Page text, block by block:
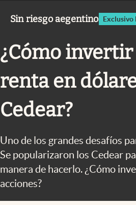
Clase
Clima
Mundial 2026
Eventos Corporativos
El Cronista Studio
abre en nueva pestaña
Sin riesgo aegentino Exclusivo
¿Cómo
renta en
Cedear?
Uno de los grandes desafíos
Se popularizaron los Cedear
manera de hacerlo. ¿Cómo
acciones?